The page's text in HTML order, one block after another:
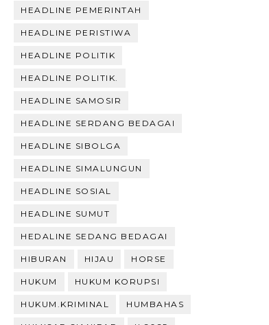
HEADLINE PEMERINTAH
HEADLINE PERISTIWA
HEADLINE POLITIK
HEADLINE POLITIK.
HEADLINE SAMOSIR
HEADLINE SERDANG BEDAGAI
HEADLINE SIBOLGA
HEADLINE SIMALUNGUN
HEADLINE SOSIAL
HEADLINE SUMUT
HEDALINE SEDANG BEDAGAI
HIBURAN HIJAU HORSE
HUKUM HUKUM KORUPSI
HUKUM.KRIMINAL HUMBAHAS